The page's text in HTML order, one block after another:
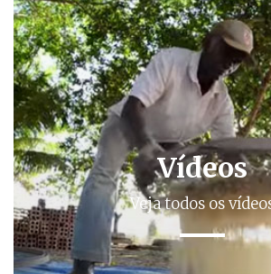
Vídeos
Veja todos os